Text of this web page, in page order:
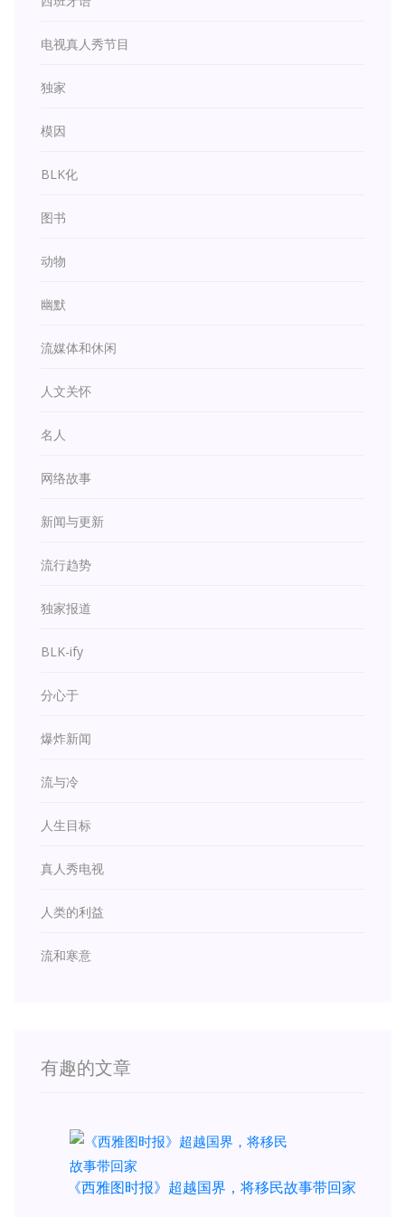
电视真人秀节目
独家
模因
BLK化
图书
动物
幽默
流媒体和休闲
人文关怀
名人
网络故事
新闻与更新
流行趋势
独家报道
BLK-ify
分心于
爆炸新闻
流与冷
人生目标
真人秀电视
人类的利益
流和寒意
有趣的文章
《西雅图时报》超越国界，将移民故事带回家